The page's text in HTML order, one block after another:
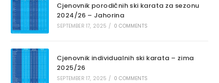
Cjenovnik porodičnih ski karata za sezonu
2024/26 – Jahorina
SEPTEMBER 17, 2025 / 0 COMMENTS
Cjenovnik individualnih ski karata – zima
2025/26
SEPTEMBER 17, 2025 / 0 COMMENTS